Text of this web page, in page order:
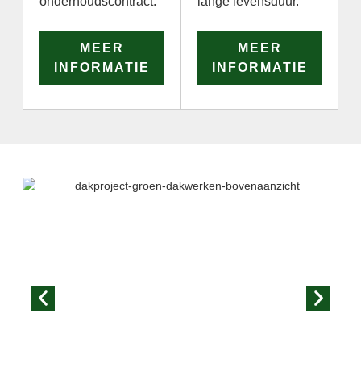
MEER
INFORMATIE
MEER
INFORMATIE